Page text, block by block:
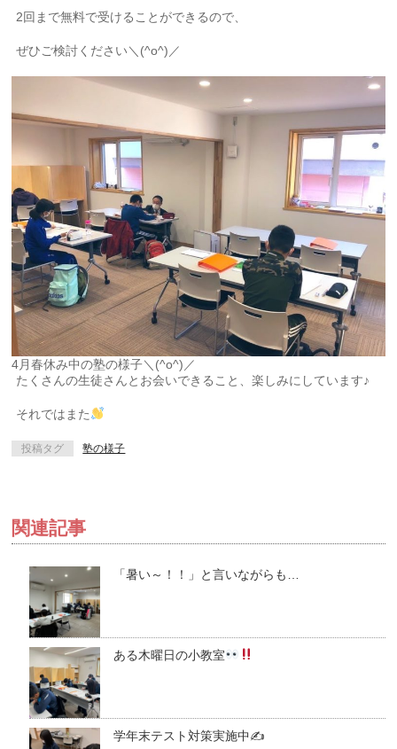
2回まで無料で受けることができるので、
ぜひご検討ください＼(^o^)／
4月春休み中の塾の様子＼(^o^)／
たくさんの生徒さんとお会いできること、楽しみにしています♪
それではまた
投稿タグ 塾の様子
関連記事
「暑い～！！」と言いながらも…
ある木曜日の小教室
学年末テスト対策実施中✍